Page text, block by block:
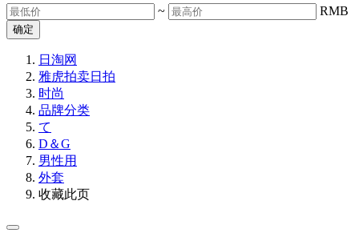
~ RMB
确定
日淘网
雅虎拍卖日拍
时尚
品牌分类
て
D＆G
男性用
外套
收藏此页